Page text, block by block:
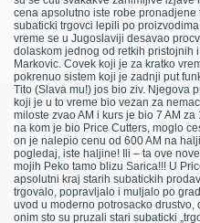
cena apsolutno iste robe
subaticki trgovci lepili po
vreme se u Jugoslaviji desavao
dolaskom jednog od retkih pristojnih
Markovic. Covek koji je za kratko
pokrenuo sistem koji je zadnji put
Tito (Slava mu!) jos bio ziv. Njegova
koji je u to vreme bio vezan za
miloste zvao AM i kurs je bio 7 AM
na kom je bio Price Cutters, moglo
on je nalepio cenu od 600 AM na
pogledaj, iste haljine! Ili – ta ove
mojih Peko tamo blizu Sarica!!! U
apsolutni kraj starih subatickih
trgovalo, popravljalo i muljalo po
uvod u moderno potrosacko
onim sto su pruzali stari subaticki